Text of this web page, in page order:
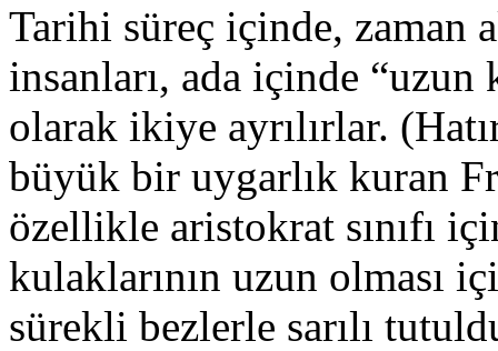
Tarihi süreç içinde, zaman
insanları, ada içinde “uzun
olarak ikiye ayrılırlar.
büyük bir uygarlık kuran
özellikle aristokrat sınıfı
kulaklarının uzun olması
sürekli bezlerle sarılı